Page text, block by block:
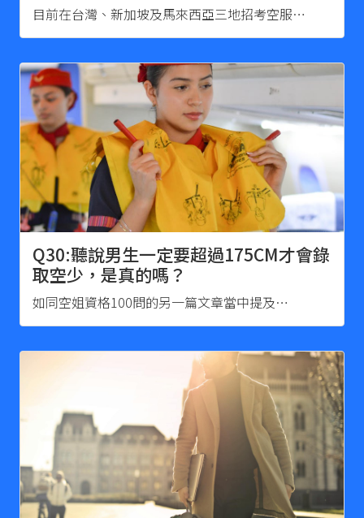
目前在台灣、新加坡及馬來西亞三地招考空服…
Q30:聽說男生一定要超過175CM才會錄
取空少，是真的嗎？
如同空姐資格100問的另一篇文章當中提及…